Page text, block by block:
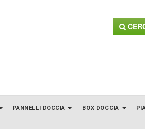
PANNELLI DOCCIA BOX DOCCIA